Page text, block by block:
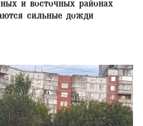
и восточных районах
сильные дожди